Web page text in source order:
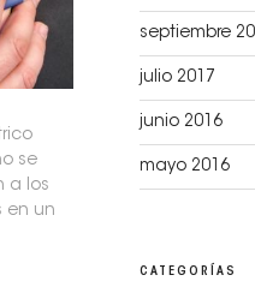
se
a los
en un
septiembre
julio 2017
junio 2016
mayo 2016
CATEGORÍAS